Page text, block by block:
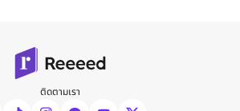
ติดตามเรา